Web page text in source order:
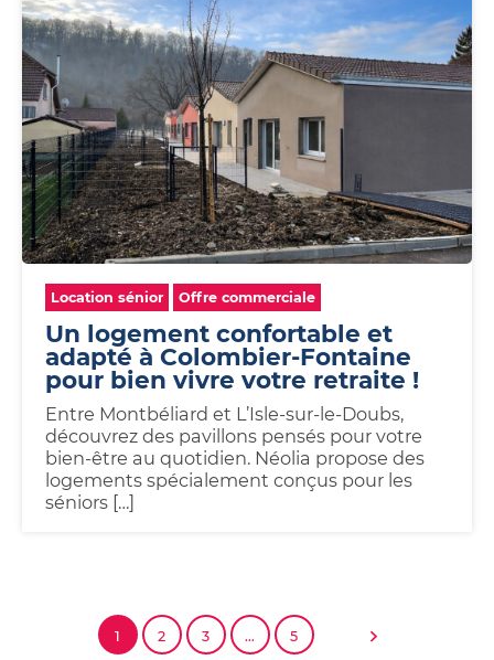
Location sénior Offre commerciale
Un logement confortable et
adapté à Colombier-Fontaine
pour bien vivre votre retraite !
Entre Montbéliard et L’Isle-sur-le-Doubs,
découvrez des pavillons pensés pour votre
bien-être au quotidien. Néolia propose des
logements spécialement conçus pour les
séniors […]
1 2 3 … 5